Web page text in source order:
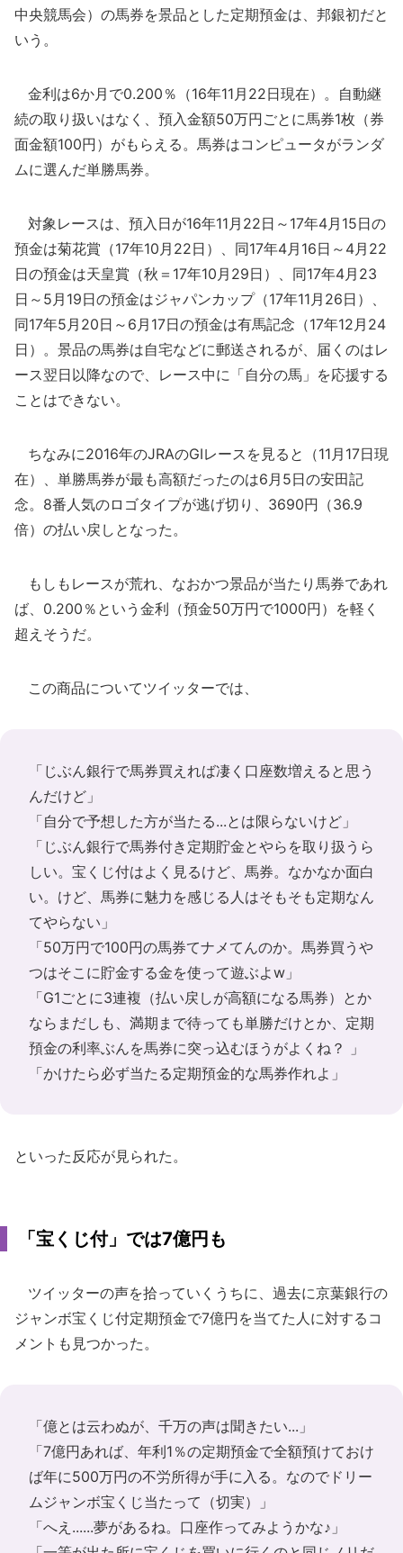
中央競馬会）の馬券を景品とした定期預金は、邦銀初だと
いう。
金利は6か月で0.200％（16年11月22日現在）。自動継
続の取り扱いはなく、預入金額50万円ごとに馬券1枚（券
面金額100円）がもらえる。馬券はコンピュータがランダ
ムに選んだ単勝馬券。
対象レースは、預入日が16年11月22日～17年4月15日の
預金は菊花賞（17年10月22日）、同17年4月16日～4月22
日の預金は天皇賞（秋＝17年10月29日）、同17年4月23
日～5月19日の預金はジャパンカップ（17年11月26日）、
同17年5月20日～6月17日の預金は有馬記念（17年12月24
日）。景品の馬券は自宅などに郵送されるが、届くのはレ
ース翌日以降なので、レース中に「自分の馬」を応援する
ことはできない。
ちなみに2016年のJRAのGIレースを見ると（11月17日現
在）、単勝馬券が最も高額だったのは6月5日の安田記
念。8番人気のロゴタイプが逃げ切り、3690円（36.9
倍）の払い戻しとなった。
もしもレースが荒れ、なおかつ景品が当たり馬券であれ
ば、0.200％という金利（預金50万円で1000円）を軽く
超えそうだ。
この商品についてツイッターでは、
「じぶん銀行で馬券買えれば凄く口座数増えると思う
んだけど」
「自分で予想した方が当たる...とは限らないけど」
「じぶん銀行で馬券付き定期貯金とやらを取り扱うら
しい。宝くじ付はよく見るけど、馬券。なかなか面白
い。けど、馬券に魅力を感じる人はそもそも定期なん
てやらない」
「50万円で100円の馬券てナメてんのか。馬券買うや
つはそこに貯金する金を使って遊ぶよw」
「G1ごとに3連複（払い戻しが高額になる馬券）とか
ならまだしも、満期まで待っても単勝だけとか、定期
預金の利率ぶんを馬券に突っ込むほうがよくね？ 」
「かけたら必ず当たる定期預金的な馬券作れよ」
といった反応が見られた。
「宝くじ付」では7億円も
ツイッターの声を拾っていくうちに、過去に京葉銀行の
ジャンボ宝くじ付定期預金で7億円を当てた人に対するコ
メントも見つかった。
「億とは云わぬが、千万の声は聞きたい...」
「7億円あれば、年利1％の定期預金で全額預けておけ
ば年に500万円の不労所得が手に入る。なのでドリー
ムジャンボ宝くじ当たって（切実）」
「へえ......夢があるね。口座作ってみようかな♪」